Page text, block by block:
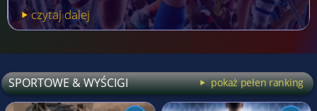
czytaj dalej
SPORTOWE & WYŚCIGI pokaż pełen ranking